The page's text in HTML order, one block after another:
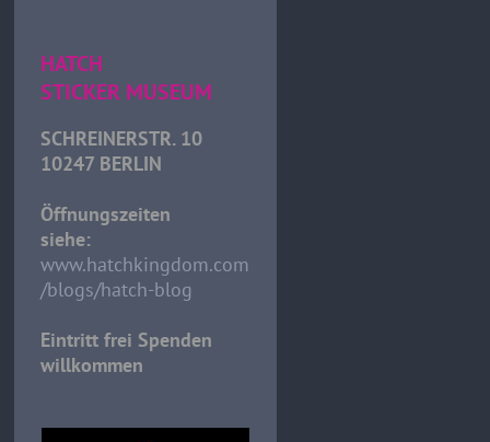
HATCH
STICKER MUSEUM
SCHREINERSTR. 10
10247 BERLIN
Öffnungszeiten
siehe:
www.hatchkingdom.com
/blogs/hatch-blog
Eintritt frei Spenden
willkommen